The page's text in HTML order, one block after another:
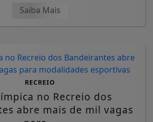
Saiba Mais
RECREIO
no Recreio dos
abre mais de mil vagas